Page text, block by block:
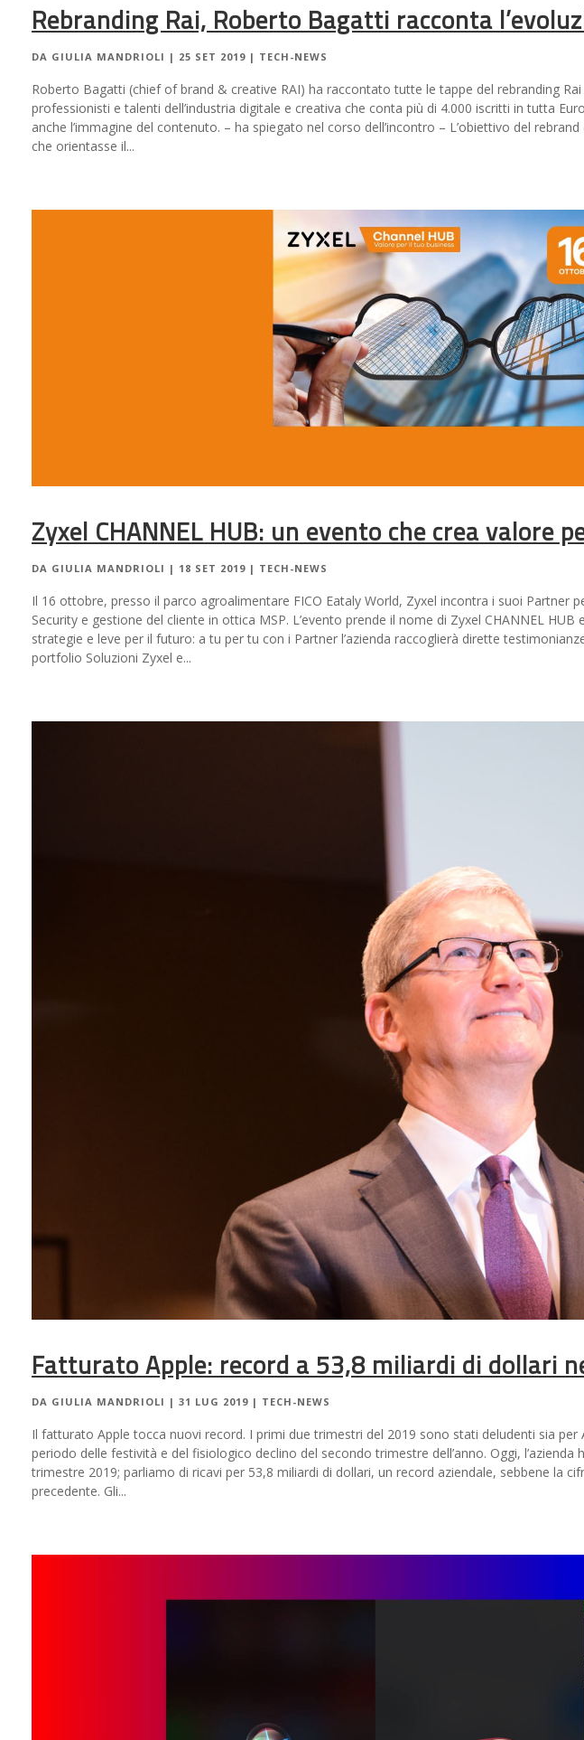
Rebranding Rai, Roberto Bagatti racconta
DA GIULIA MANDRIOLI | 25 SET 2019 | TECH-NEWS
Roberto Bagatti (chief of brand & creative RAI) ha raccontato tutte le tappe del rebranding
professionisti e talenti dell’industria digitale e creativa che conta più di 4.000 iscritti in tutta
anche l’immagine del contenuto. – ha spiegato nel corso dell’incontro – L’obiettivo del
che orientasse il...
Zyxel CHANNEL HUB: un evento che crea valore
DA GIULIA MANDRIOLI | 18 SET 2019 | TECH-NEWS
Il 16 ottobre, presso il parco agroalimentare FICO Eataly World, Zyxel incontra i suoi Partner
Security e gestione del cliente in ottica MSP. L’evento prende il nome di Zyxel CHANNEL
strategie e leve per il futuro: a tu per tu con i Partner l’azienda raccoglierà dirette
portfolio Soluzioni Zyxel e...
Fatturato Apple: record a 53,8 miliardi di dollari
DA GIULIA MANDRIOLI | 31 LUG 2019 | TECH-NEWS
Il fatturato Apple tocca nuovi record. I primi due trimestri del 2019 sono stati deludenti sia
periodo delle festività e del fisiologico declino del secondo trimestre dell’anno. Oggi,
trimestre 2019; parliamo di ricavi per 53,8 miliardi di dollari, un record aziendale, sebbene la
precedente. Gli...